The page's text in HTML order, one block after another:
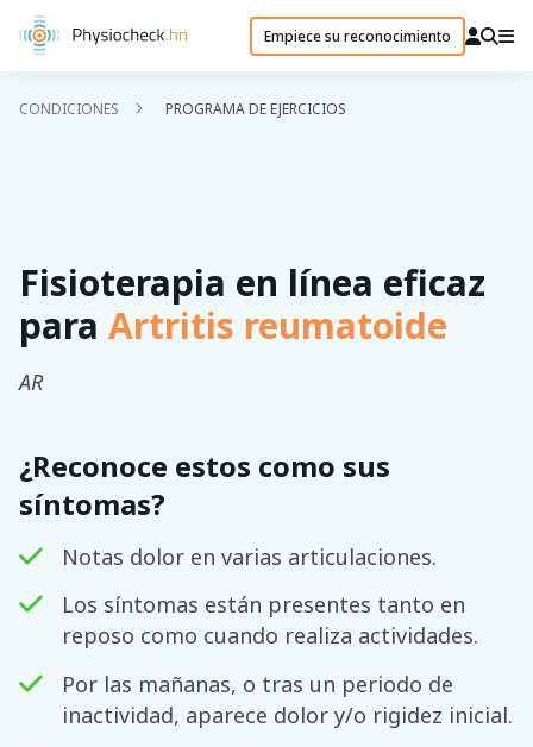
Empiece su reconocimiento
CONDICIONES PROGRAMA DE EJERCICIOS
Fisioterapia en línea eficaz
para Artritis reumatoide
AR
¿Reconoce estos como sus
síntomas?
Notas dolor en varias articulaciones.
Los síntomas están presentes tanto en
reposo como cuando realiza actividades.
Por las mañanas, o tras un periodo de
inactividad, aparece dolor y/o rigidez inicial.